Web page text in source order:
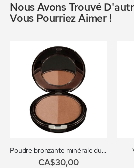
Nous Avons Trouvé
Vous Pourriez Aimer !
Poudre bronzante minérale duo no. 592
CA$30,00